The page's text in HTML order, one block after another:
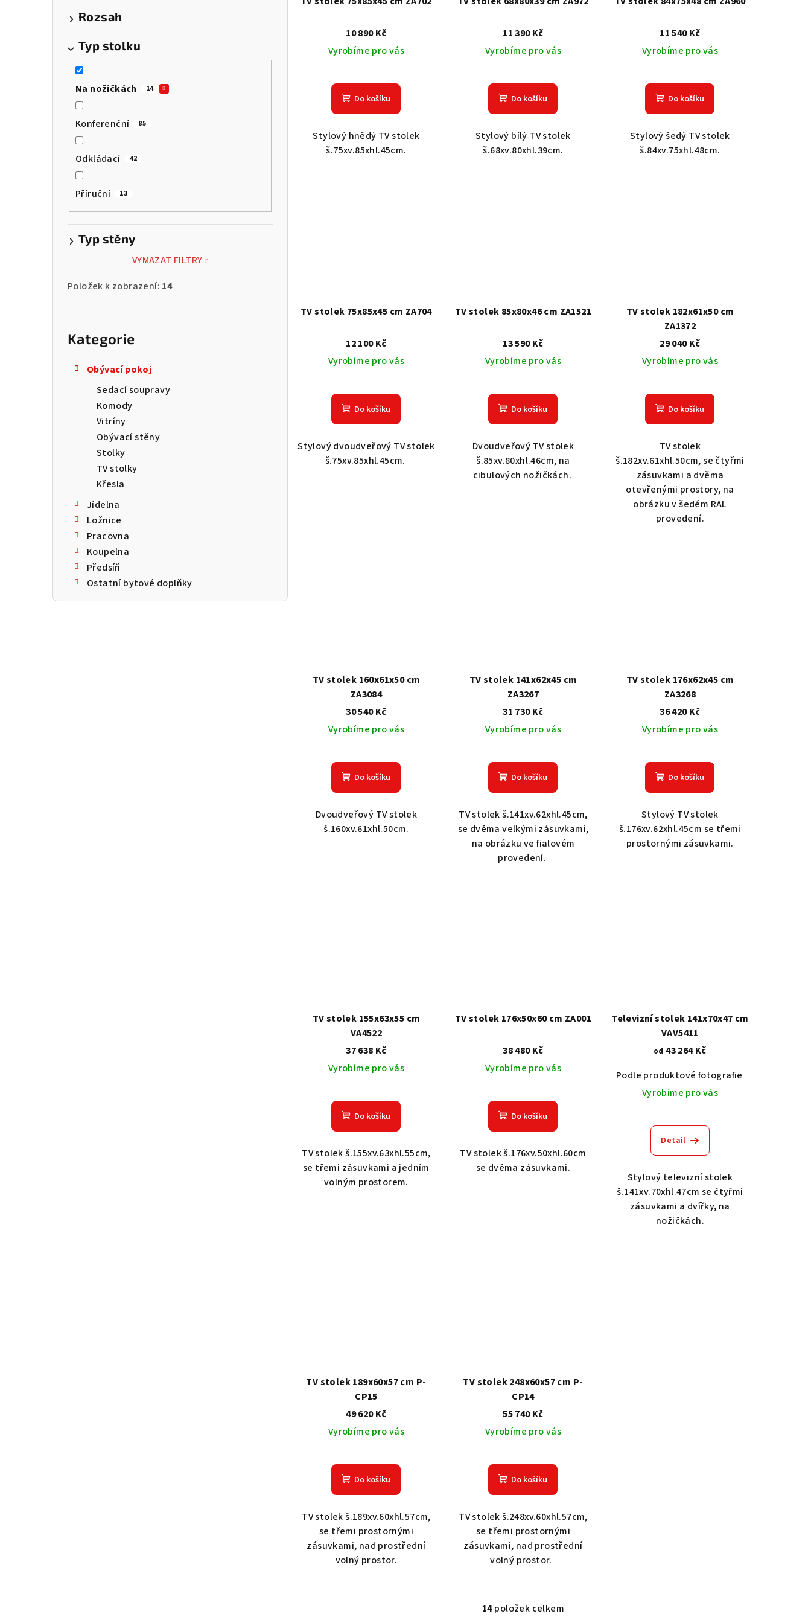
Rozsah
Typ stolku
Na nožičkách 14
Konferenční 85
Odkládací 42
Příruční 13
Typ stěny
VYMAZAT FILTRY
Položek k zobrazení: 14
Kategorie
Obývací pokoj
Sedací soupravy
Komody
Vitríny
Obývací stěny
Stolky
TV stolky
Křesla
Jídelna
Ložnice
Pracovna
Koupelna
Předsíň
Ostatní bytové doplňky
10 890 Kč
Vyrobíme pro vás
Do košíku
Stylový hnědý TV stolek
š.75xv.85xhl.45cm.
11 390 Kč
Vyrobíme pro vás
Do košíku
Stylový bílý TV stolek
š.68xv.80xhl.39cm.
11 540 Kč
Vyrobíme pro vás
Do košíku
Stylový šedý TV stolek
š.84xv.75xhl.48cm.
TV stolek 75x85x45 cm ZA704
12 100 Kč
Vyrobíme pro vás
Do košíku
Stylový dvoudveřový TV stolek
š.75xv.85xhl.45cm.
TV stolek 85x80x46 cm ZA1521
13 590 Kč
Vyrobíme pro vás
Do košíku
Dvoudveřový TV stolek
š.85xv.80xhl.46cm, na
cibulových nožičkách.
TV stolek 182x61x50 cm
ZA1372
29 040 Kč
Vyrobíme pro vás
Do košíku
TV stolek
š.182xv.61xhl.50cm, se čtyřmi
zásuvkami a dvěma
otevřenými prostory, na
obrázku v šedém RAL
provedení.
TV stolek 160x61x50 cm
ZA3084
30 540 Kč
Vyrobíme pro vás
Do košíku
Dvoudveřový TV stolek
š.160xv.61xhl.50cm.
TV stolek 141x62x45 cm
ZA3267
31 730 Kč
Vyrobíme pro vás
Do košíku
TV stolek š.141xv.62xhl.45cm,
se dvěma velkými zásuvkami,
na obrázku ve fialovém
provedení.
TV stolek 176x62x45 cm
ZA3268
36 420 Kč
Vyrobíme pro vás
Do košíku
Stylový TV stolek
š.176xv.62xhl.45cm se třemi
prostornými zásuvkami.
TV stolek 155x63x55 cm
VA4522
37 638 Kč
Vyrobíme pro vás
Do košíku
TV stolek š.155xv.63xhl.55cm,
se třemi zásuvkami a jedním
volným prostorem.
TV stolek 176x50x60 cm ZA001
38 480 Kč
Vyrobíme pro vás
Do košíku
TV stolek š.176xv.50xhl.60cm
se dvěma zásuvkami.
Televizní stolek 141x70x47 cm
VAV5411
od 43 264 Kč
Podle produktové fotografie
Vyrobíme pro vás
Detail
Stylový televizní stolek
š.141xv.70xhl.47cm se čtyřmi
zásuvkami a dvířky, na
nožičkách.
TV stolek 189x60x57 cm P-
CP15
49 620 Kč
Vyrobíme pro vás
Do košíku
TV stolek š.189xv.60xhl.57cm,
se třemi prostornými
zásuvkami, nad prostřední
volný prostor.
TV stolek 248x60x57 cm P-
CP14
55 740 Kč
Vyrobíme pro vás
Do košíku
TV stolek š.248xv.60xhl.57cm,
se třemi prostornými
zásuvkami, nad prostřední
volný prostor.
O
14položek celkem